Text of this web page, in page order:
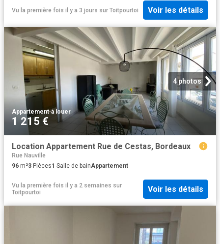
Vu la première fois il y a 3 jours sur Toitpourtoi Voir les détails
4 photos
Appartement·à louer
1 215 €
Location Appartement Rue de Cestas, Bordeaux
Rue Nauville
96 m²3 Pièces1 Salle de bainAppartement
Vu la première fois il y a 2 semaines sur
Toitpourtoi
Voir les détails